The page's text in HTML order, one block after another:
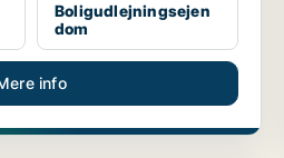
Boligudlejningsejen
dom
info